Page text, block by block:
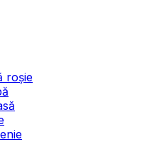
roșie